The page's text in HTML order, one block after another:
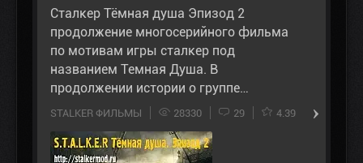
Сталкер Тёмная душа Эпизод 2
продолжение многосерийного фильма
по мотивам игры сталкер под
названием Темная Душа. В
продолжении истории о группе…
STALKER ФИЛЬМЫ 28330 29 4.39